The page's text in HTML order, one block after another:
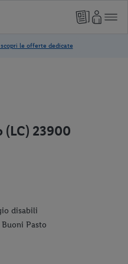
(LC) 23900
disabili
Buoni Pasto